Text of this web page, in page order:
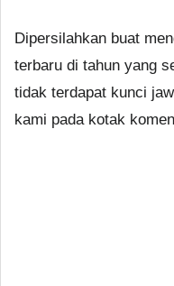
Dipersilahkan buat
terbaru di tahun yang
tidak terdapat kunci
kami pada kotak